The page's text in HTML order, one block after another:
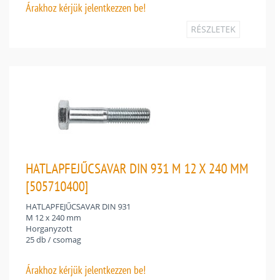
Árakhoz kérjük jelentkezzen be!
RÉSZLETEK
HATLAPFEJŰCSAVAR DIN 931 M 12 X 240 MM
[505710400]
HATLAPFEJŰCSAVAR DIN 931
M 12 x 240 mm
Horganyzott
25 db / csomag
Árakhoz kérjük jelentkezzen be!